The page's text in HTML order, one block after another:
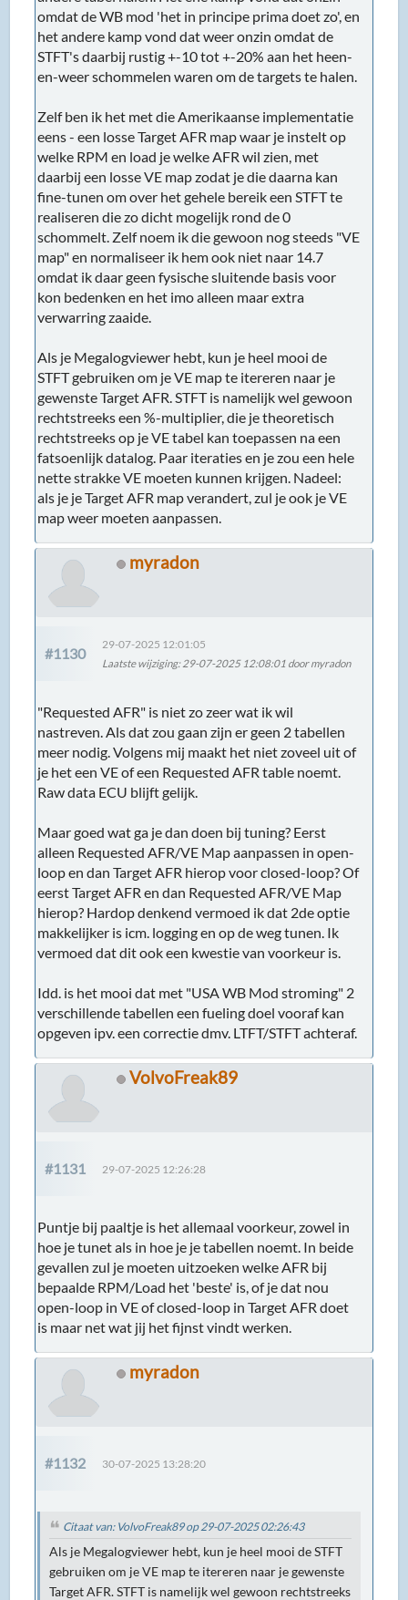
omdat de WB mod 'het in principe prima doet zo', en
het andere kamp vond dat weer onzin omdat de
STFT's daarbij rustig +-10 tot +-20% aan het heen-
en-weer schommelen waren om de targets te halen.
Zelf ben ik het met die Amerikaanse implementatie
eens - een losse Target AFR map waar je instelt op
welke RPM en load je welke AFR wil zien, met
daarbij een losse VE map zodat je die daarna kan
fine-tunen om over het gehele bereik een STFT te
realiseren die zo dicht mogelijk rond de 0
schommelt. Zelf noem ik die gewoon nog steeds "VE
map" en normaliseer ik hem ook niet naar 14.7
omdat ik daar geen fysische sluitende basis voor
kon bedenken en het imo alleen maar extra
verwarring zaaide.
Als je Megalogviewer hebt, kun je heel mooi de
STFT gebruiken om je VE map te itereren naar je
gewenste Target AFR. STFT is namelijk wel gewoon
rechtstreeks een %-multiplier, die je theoretisch
rechtstreeks op je VE tabel kan toepassen na een
fatsoenlijk datalog. Paar iteraties en je zou een hele
nette strakke VE moeten kunnen krijgen. Nadeel:
als je je Target AFR map verandert, zul je ook je VE
map weer moeten aanpassen.
myradon
#1130
29-07-2025 12:01:05
Laatste wijziging: 29-07-2025 12:08:01 door myradon
"Requested AFR" is niet zo zeer wat ik wil
nastreven. Als dat zou gaan zijn er geen 2 tabellen
meer nodig. Volgens mij maakt het niet zoveel uit of
je het een VE of een Requested AFR table noemt.
Raw data ECU blijft gelijk.
Maar goed wat ga je dan doen bij tuning? Eerst
alleen Requested AFR/VE Map aanpassen in open-
loop en dan Target AFR hierop voor closed-loop? Of
eerst Target AFR en dan Requested AFR/VE Map
hierop? Hardop denkend vermoed ik dat 2de optie
makkelijker is icm. logging en op de weg tunen. Ik
vermoed dat dit ook een kwestie van voorkeur is.
Idd. is het mooi dat met "USA WB Mod stroming" 2
verschillende tabellen een fueling doel vooraf kan
opgeven ipv. een correctie dmv. LTFT/STFT achteraf.
VolvoFreak89
#1131 29-07-2025 12:26:28
Puntje bij paaltje is het allemaal voorkeur, zowel in
hoe je tunet als in hoe je je tabellen noemt. In beide
gevallen zul je moeten uitzoeken welke AFR bij
bepaalde RPM/Load het 'beste' is, of je dat nou
open-loop in VE of closed-loop in Target AFR doet
is maar net wat jij het fijnst vindt werken.
myradon
#1132 30-07-2025 13:28:20
Citaat van: VolvoFreak89 op 29-07-2025 02:26:43
Als je Megalogviewer hebt, kun je heel mooi de STFT
gebruiken om je VE map te itereren naar je gewenste
Target AFR. STFT is namelijk wel gewoon rechtstreeks